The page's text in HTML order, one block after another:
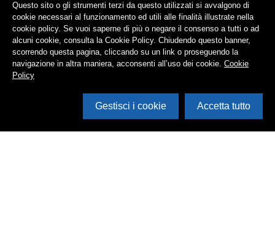
Questo sito o gli strumenti terzi da questo utilizzati si avvalgono di
cookie necessari al funzionamento ed utili alle finalità illustrate nella
cookie policy. Se vuoi saperne di più o negare il consenso a tutti o ad
alcuni cookie, consulta la Cookie Policy. Chiudendo questo banner,
scorrendo questa pagina, cliccando su un link o proseguendo la
navigazione in altra maniera, acconsenti all’uso dei cookie. Cookie
Policy
Gestisci i cookie Accetta tutto